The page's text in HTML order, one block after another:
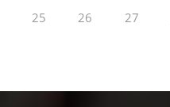
25 26 27